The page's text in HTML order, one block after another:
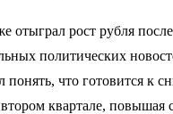
отыграл рост рубля после
политических
понять, что готовится к
квартале, повышая